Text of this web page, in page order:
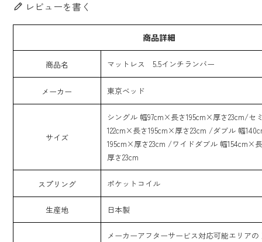
レビューを書く
商品詳細
商品名 マットレス 5.5インチランバー
メーカー 東京ベッド
サイズ
シングル 幅97cm×長さ195cm×厚さ23cm/セ
122cm×長さ195cm×厚さ23cm /ダブル 幅
195cm×厚さ23cm /ワイドダブル 幅154cm×
厚さ23cm
スプリング ポケットコイル
生産地 日本製
メーカーアフターサービス対応可能エリアの